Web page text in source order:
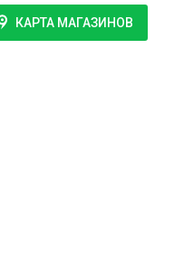
КАРТА МАГАЗИНОВ